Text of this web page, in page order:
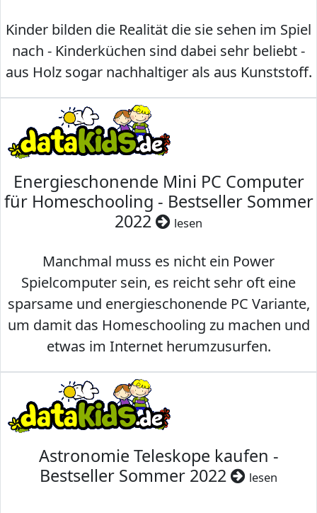
Kinder bilden die Realität die sie sehen im Spiel
nach - Kinderküchen sind dabei sehr beliebt -
aus Holz sogar nachhaltiger als aus Kunststoff.
Energieschonende Mini PC Computer
für Homeschooling - Bestseller Sommer
2022
lesen
Manchmal muss es nicht ein Power
Spielcomputer sein, es reicht sehr oft eine
sparsame und energieschonende PC Variante,
um damit das Homeschooling zu machen und
etwas im Internet herumzusurfen.
Astronomie Teleskope kaufen -
Bestseller Sommer 2022
lesen